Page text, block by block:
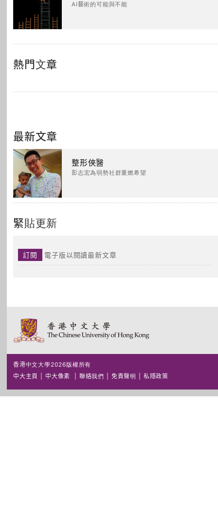
AI藝術的可能與不能
熱門文章
最新文章
整形俠醫
彭志宏為弱勢社群重燃希望
緊貼更新
訂閱 電子版以閱讀最新文章
香港中文大學2026版權所有
中大主頁
中大像素 聯絡我們 免責聲明 私隱政策